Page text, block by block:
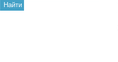
Найти